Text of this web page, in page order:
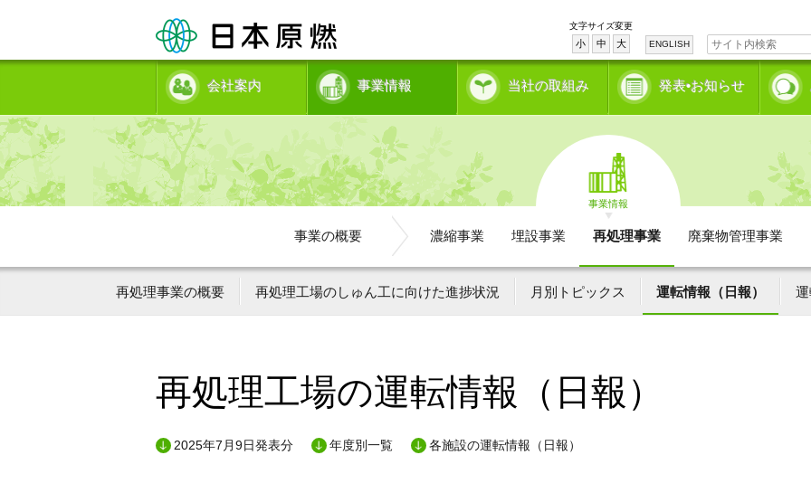
文字サイズ変更
小 中 大 ENGLISH
会社案内 事業情報 当社の取組み 発表•お知らせ
事業情報
事業の概要 濃縮事業 埋設事業 再処理事業 廃棄物管理事業
再処理事業の概要 再処理工場のしゅん工に向けた進捗状況 月別トピックス 運転情報（日報）
再処理工場の運転情報（日報）
2025年7月9日発表分 年度別一覧 各施設の運転情報（日報）